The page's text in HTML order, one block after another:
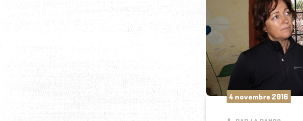
4 novembre 2016